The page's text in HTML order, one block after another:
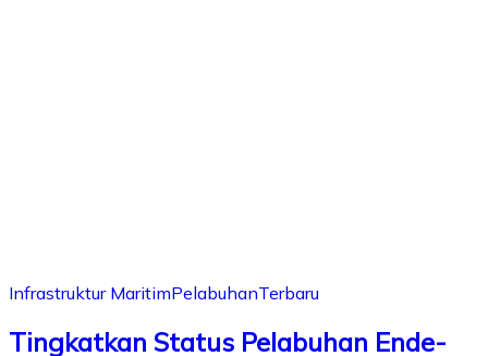
Infrastruktur MaritimPelabuhanTerbaru
Tingkatkan Status Pelabuhan Ende-